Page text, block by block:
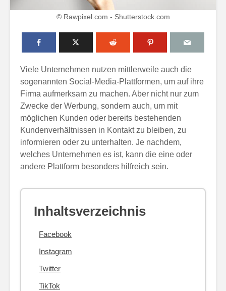
© Rawpixel.com - Shutterstock.com
Viele Unternehmen nutzen mittlerweile auch die
sogenannten Social-Media-Plattformen, um auf ihre
Firma aufmerksam zu machen. Aber nicht nur zum
Zwecke der Werbung, sondern auch, um mit
möglichen Kunden oder bereits bestehenden
Kundenverhältnissen in Kontakt zu bleiben, zu
informieren oder zu unterhalten. Je nachdem,
welches Unternehmen es ist, kann die eine oder
andere Plattform besonders hilfreich sein.
Inhaltsverzeichnis
Facebook
Instagram
Twitter
TikTok